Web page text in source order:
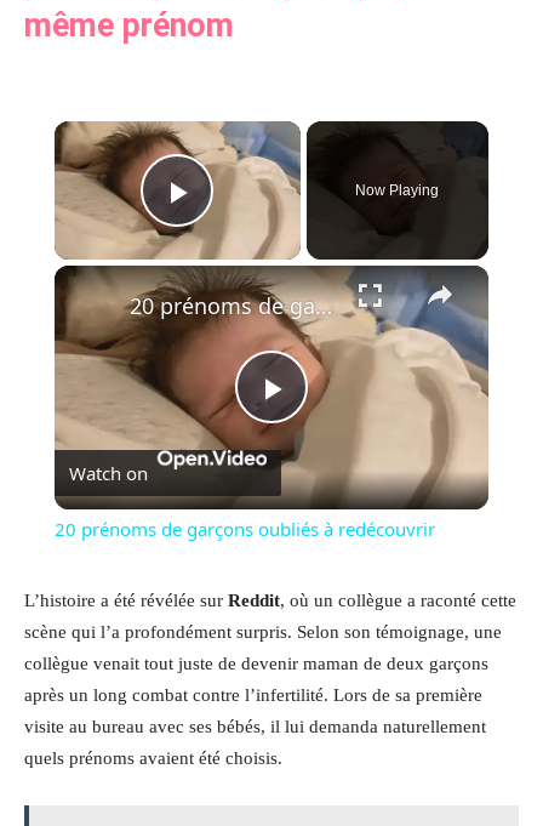
même prénom
×
Play Video
Now Playing
×
Play
Video
20 prénoms de garçons oubliés à redécouvrir
Watch on
20 prénoms de garçons oubliés à redécouvrir
L’histoire a été révélée sur Reddit, où un collègue a raconté cette
scène qui l’a profondément surpris. Selon son témoignage, une
collègue venait tout juste de devenir maman de deux garçons
après un long combat contre l’infertilité. Lors de sa première
visite au bureau avec ses bébés, il lui demanda naturellement
quels prénoms avaient été choisis.